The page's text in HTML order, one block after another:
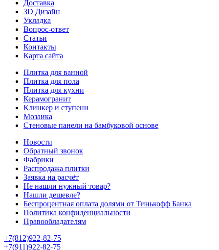
Доставка
3D Дизайн
Укладка
Вопрос-ответ
Статьи
Контакты
Карта сайта
Плитка для ванной
Плитка для пола
Плитка для кухни
Керамогранит
Клинкер и ступени
Мозаика
Стеновые панели на бамбуковой основе
Новости
Обратный звонок
Фабрики
Распродажа плитки
Заявка на расчёт
Не нашли нужный товар?
Нашли дешевле?
Беспроцентная оплата долями от Тинькофф Банка
Политика конфиденциальности
Правообладателям
+7(812)922-82-75
+7(911)922-82-75